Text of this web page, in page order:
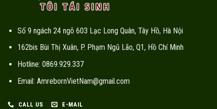
Số 9 ngách 24 ngõ 603 Lạc Long Quân, Tây Hồ, Hà Nội
162bis Bùi Thị Xuân, P. Phạm Ngũ Lão, Q1, Hồ Chí Minh
Hotline: 0869.929.337
Email: AmrebornVietNam@gmail.com
CALL US E-MAIL